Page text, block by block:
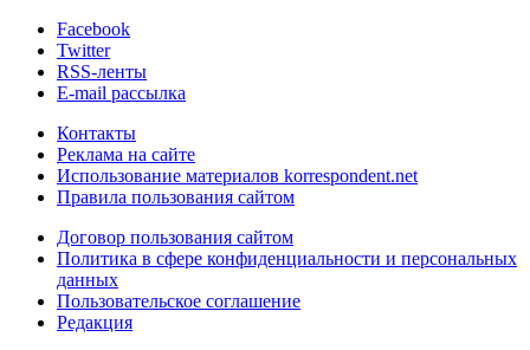
Facebook
Twitter
RSS-ленты
E-mail рассылка
Контакты
Реклама на сайте
Использование материалов korrespondent.net
Правила пользования сайтом
Договор пользования сайтом
Политика в сфере конфиденциальности и персональных
данных
Пользовательское соглашение
Редакция